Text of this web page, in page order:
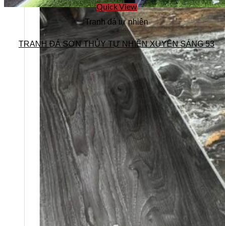
Quick View
Tranh đá tự nhiên
TRANH ĐÁ SƠN THỦY TỰ NHIÊN XUYÊN SÁNG 53